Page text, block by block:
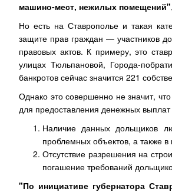
машино-мест, нежилых помещений",
Но есть на Ставрополье и такая
защите прав граждан — участников
правовых актов. К примеру, это
улицах Тюльпановой, Города-
банкротов сейчас значится 221
Однако это совершенно не значит,
для предоставления денежных
Наличие данных дольщиков
проблемных объектов, а также
Отсутствие разрешения на
погашение требований
"По инициативе губернатора